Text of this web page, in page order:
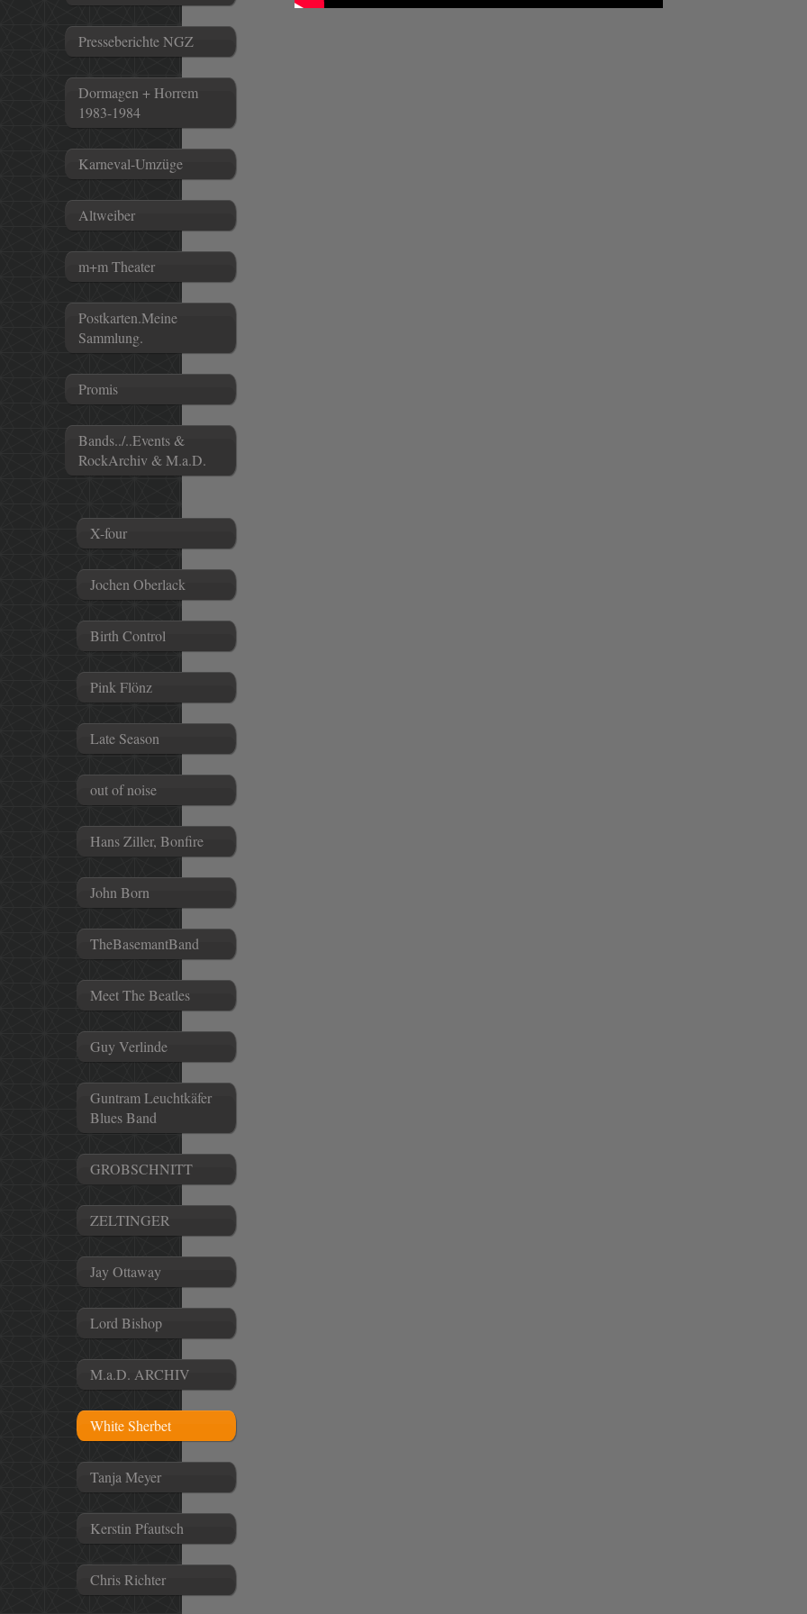
Presseberichte NGZ
Dormagen + Horrem
1983-1984
Karneval-Umzüge
Altweiber
m+m Theater
Postkarten.Meine
Sammlung.
Promis
Bands../..Events &
RockArchiv & M.a.D.
X-four
Jochen Oberlack
Birth Control
Pink Flönz
Late Season
out of noise
Hans Ziller, Bonfire
John Born
TheBasemantBand
Meet The Beatles
Guy Verlinde
Guntram Leuchtkäfer
Blues Band
GROBSCHNITT
ZELTINGER
Jay Ottaway
Lord Bishop
M.a.D. ARCHIV
White Sherbet
Tanja Meyer
Kerstin Pfautsch
Chris Richter